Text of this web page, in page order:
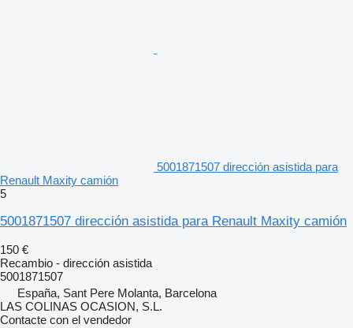
5001871507 dirección asistida para
Renault Maxity camión
5
5001871507 dirección asistida para Renault Maxity camión
150 €
Recambio - dirección asistida
5001871507
España, Sant Pere Molanta, Barcelona
LAS COLINAS OCASION, S.L.
Contacte con el vendedor